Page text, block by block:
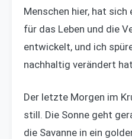
Menschen hier, hat
für das Leben und die
entwickelt, und ich
nachhaltig verändert
Der letzte Morgen im
still. Die Sonne geht
die Savanne in ein